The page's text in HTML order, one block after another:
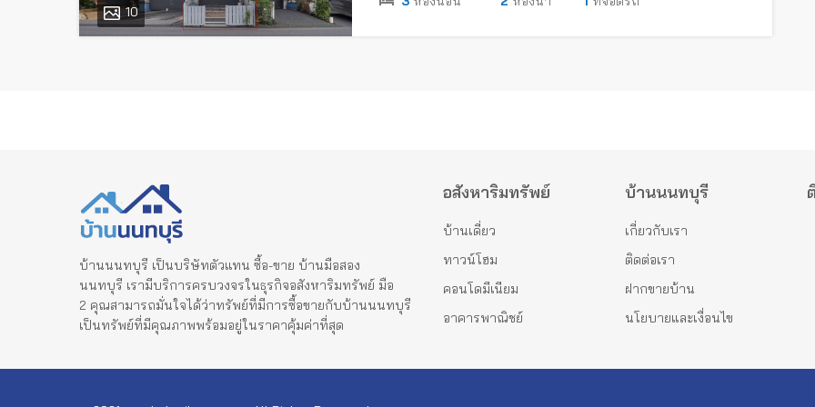
10
บ้านนนทบุรี เป็นบริษัทตัวแทน ซื้อ-ขาย บ้านมือสอง
นนทบุรี เรามีบริการครบวงจรในธุรกิจอสังหาริมทรัพย์ มือ
2 คุณสามารถมั่นใจได้ว่าทรัพย์ที่มีการซื้อขายกับบ้านนนทบุรี
เป็นทรัพย์ที่มีคุณภาพพร้อมอยู่ในราคาคุ้มค่าที่สุด
อสังหาริมทรัพย์
บ้านเดี่ยว
ทาวน์โฮม
คอนโดมีเนียม
อาคารพาณิชย์
บ้านนนทบุรี
เกี่ยวกับเรา
ติดต่อเรา
ฝากขายบ้าน
นโยบายและเงื่อนไข